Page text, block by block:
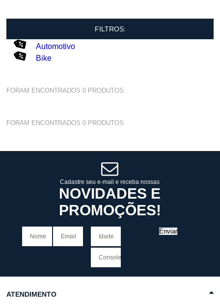
FILTROS:
Automotivo
Bike
FORAM ENCONTRADOS0 PRODUTOS
FORAM ENCONTRADOS0 PRODUTOS
Cadastre seu e-mail e receba nossas
NOVIDADES E
PROMOÇÕES!
Enviar
ATENDIMENTO